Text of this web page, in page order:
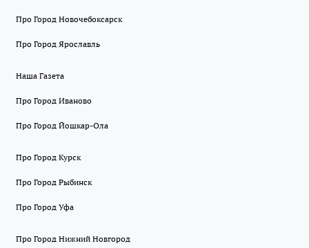
Про Город Новочебоксарск
Про Город Ярославль
Наша Газета
Про Город Иваново
Про Город Йошкар-Ола
Про Город Курск
Про Город Рыбинск
Про Город Уфа
Про Город Нижний Новгород